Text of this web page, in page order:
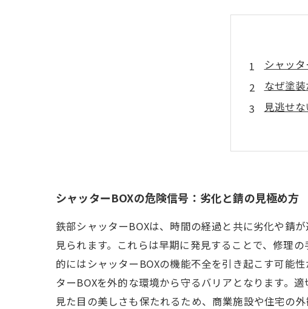
シャッ
なぜ塗
見逃せ
安心な
塗装の
未来に向
シャッターBOXの危険信号：劣化と錆の見極め方
鉄部シャッターBOXは、時間の経過と共に劣化や錆
見られます。これらは早期に発見することで、修理
的にはシャッターBOXの機能不全を引き起こす可能
ターBOXを外的な環境から守るバリアとなります。
見た目の美しさも保たれるため、商業施設や住宅の